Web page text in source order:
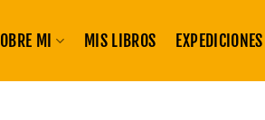
MI MIS LIBROS EXPEDICIONES